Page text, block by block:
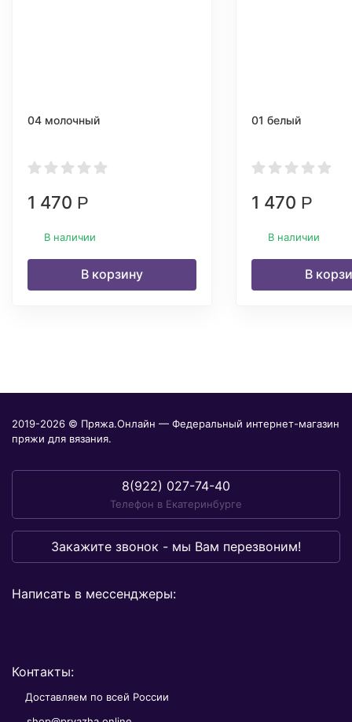
04 молочный
1 470 Р
В наличии
В корзину
01 белый
1 470 Р
В наличии
В
2019-2026 © Пряжа.Онлайн — Федеральный интернет-магазин
пряжи для вязания.
8(922) 027-74-40
Телефон в Екатеринбурге
Закажите звонок - мы Вам перезвоним!
Написать в мессенджеры:
Контакты:
Доставляем по всей России